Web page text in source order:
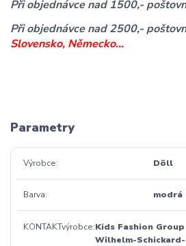
Při objednávce nad 1500,-
Při objednávce nad 2500,-
Slovensko, Německo...
Parametry
Výrobce Döll
Barva modrá
KONTAKTvýrobce Kids Fashion Group
Wilhelm-